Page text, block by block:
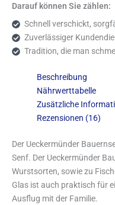
Darauf können Sie zählen:
Schnell verschickt,
Zuverlässiger
Tradition, die man
Beschreibung
Nährwerttabelle
Zusätzliche
Rezensionen (16)
Der Ueckermünder
Senf. Der Ueckermünder
Wurstsorten, sowie zu
Glas ist auch praktisch für
Ausflug mit der Familie.